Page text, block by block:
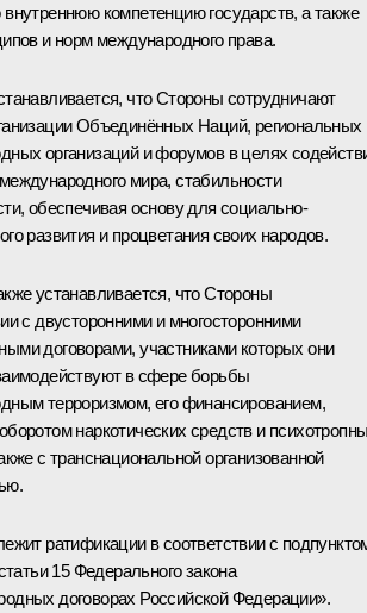
компетенцию государств, а также
и норм международного права.
что Стороны сотрудничают
Объединённых Наций, региональных
организаций и форумов в целях
мира, стабильности
обеспечивая основу для социально-
развития и процветания своих народов.
устанавливается, что Стороны
с двусторонними и многосторонними
договорами, участниками которых они
в сфере борьбы
терроризмом, его финансированием,
наркотических средств и
с транснациональной организованной
ратификации в соответствии с
15 Федерального закона
договорах Российской Федерации».